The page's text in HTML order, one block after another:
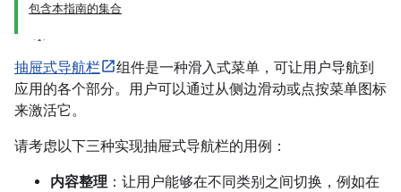
包含本指南的集合
抽屉式导航栏
组件是一种滑入式菜单，可让用户导航到
应用的各个部分。用户可以通过从侧边滑动或点按菜单图标
来激活它。
请考虑以下三种实现抽屉式导航栏的用例：
内容整理：让用户能够在不同类别之间切换，例如在